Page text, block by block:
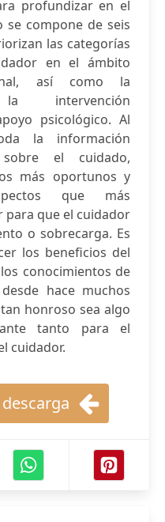
profundizar en el
se compone de seis
las categorías
en el ámbito
así como la
intervención
psicológico. Al
la información
el cuidado,
más oportunos y
que más
que el cuidador
o sobrecarga. Es
los beneficios del
conocimientos de
hace muchos
honroso sea algo
tanto para el
cuidador.